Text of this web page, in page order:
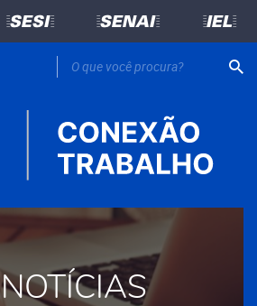
=SESI= =SENAI= =IEL=
NOTÍCIAS